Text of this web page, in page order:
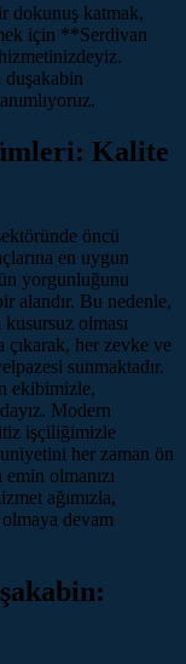
dokunuş katmak,
için **Serdivan
duşakabin
Kalite
öncü
en uygun
yorgunluğunu
alandır. Bu nedenle,
olması
çıkarak, her zevke ve
sunmaktadır.
ekibimizle,
Modern
işçiliğimizle
her zaman ön
olmanızı
ağımızla,
devam